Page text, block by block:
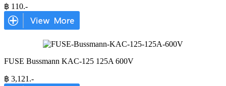
฿ 110.-
FUSE Bussmann KAC-125 125A 600V
฿ 3,121 .-